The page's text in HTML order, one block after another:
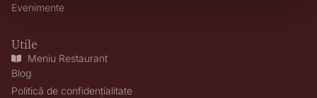
Evenimente
Utile
Meniu Restaurant
Blog
Politică de confidențialitate